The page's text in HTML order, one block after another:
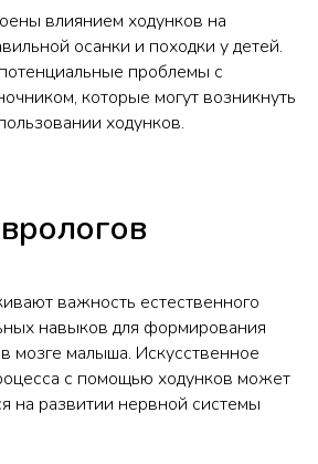
влиянием ходунков на
осанки и походки у детей.
проблемы с
которые могут возникнуть
ходунков.
важность естественного
навыков для формирования
мозге малыша. Искусственное
с помощью ходунков может
на развитии нервной системы